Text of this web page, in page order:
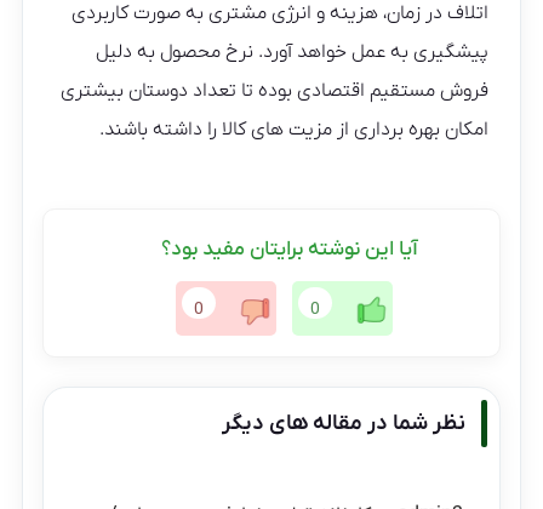
اتلاف در زمان، هزینه و انرژی مشتری به صورت کاربردی
پیشگیری به عمل خواهد آورد. نرخ محصول به دلیل
فروش مستقیم اقتصادی بوده تا تعداد دوستان بیشتری
امکان بهره برداری از مزیت های کالا را داشته باشند.
آیا این نوشته برایتان مفید بود؟
0
0
نظر شما در مقاله های دیگر